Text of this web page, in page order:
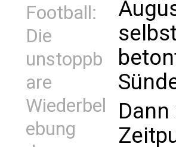
Football:
Die
unstoppb
are
Wiederbel
ebung